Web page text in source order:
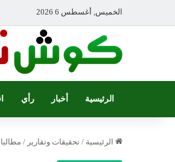
الخميس, أغسطس 6 2026
الرئيسية أخبار رأي
الرئيسية / تحقيقات وتقارير /